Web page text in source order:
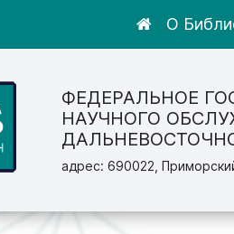
ФЕДЕРАЛЬНОЕ
НАУЧНОГО
адрес: 690022,
О